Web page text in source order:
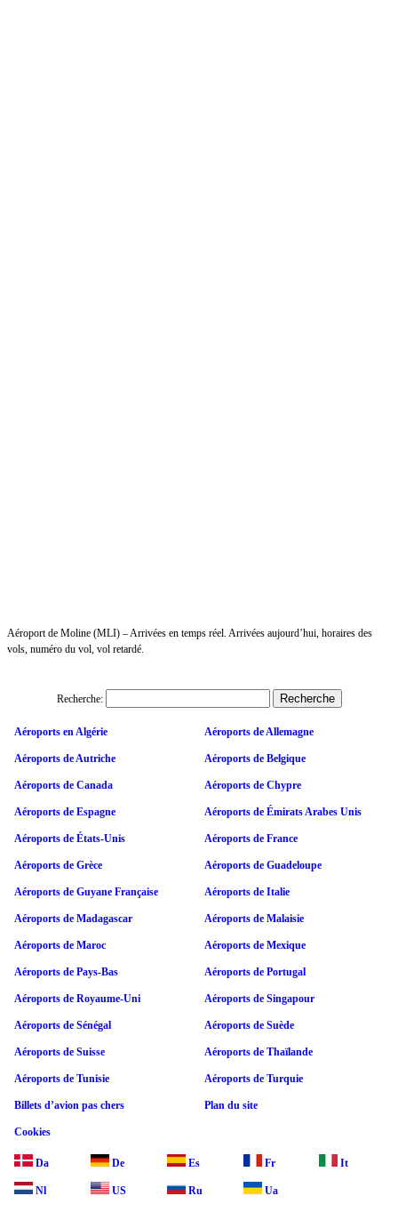
Aéroport de Moline (MLI) – Arrivées en temps réel. Arrivées aujourd’hui, horaires des
vols, numéro du vol, vol retardé.
Recherche:
Aéroports en Algérie Aéroports de Allemagne
Aéroports de Autriche Aéroports de Belgique
Aéroports de Canada Aéroports de Chypre
Aéroports de Espagne Aéroports de Émirats Arabes Unis
Aéroports de États-Unis Aéroports de France
Aéroports de Grèce Aéroports de Guadeloupe
Aéroports de Guyane Française Aéroports de Italie
Aéroports de Madagascar Aéroports de Malaisie
Aéroports de Maroc Aéroports de Mexique
Aéroports de Pays-Bas Aéroports de Portugal
Aéroports de Royaume-Uni Aéroports de Singapour
Aéroports de Sénégal Aéroports de Suède
Aéroports de Suisse Aéroports de Thaïlande
Aéroports de Tunisie Aéroports de Turquie
Billets d’avion pas chers Plan du site
Cookies
Da De Es Fr It
Nl US Ru Ua